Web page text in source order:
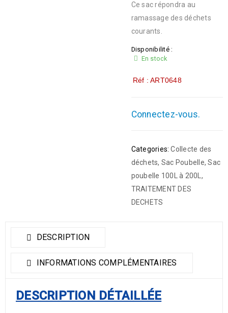
Ce sac répondra au
ramassage des déchets
courants.
Disponibilité :
En stock
Réf : ART0648
Connectez-vous.
Categories: Collecte des
déchets, Sac Poubelle,Sac
poubelle 100L à 200L ,
TRAITEMENT DES
DECHETS
DESCRIPTION
INFORMATIONS COMPLÉMENTAIRES
DESCRIPTION DÉTAILLÉE